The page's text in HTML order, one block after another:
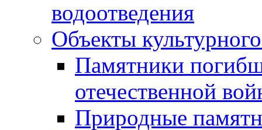
водоотведения
Объекты
Памятники
отечественной
Природные